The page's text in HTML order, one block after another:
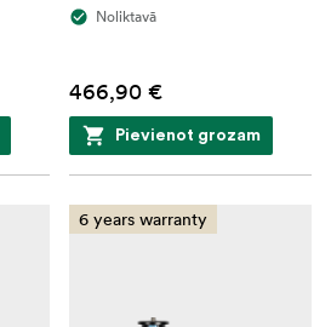
Noliktavā
466,90 €
Pievienot grozam
6 years warranty